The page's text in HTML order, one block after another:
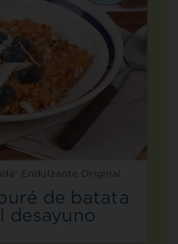
Endulzante Original
de batata
desayuno